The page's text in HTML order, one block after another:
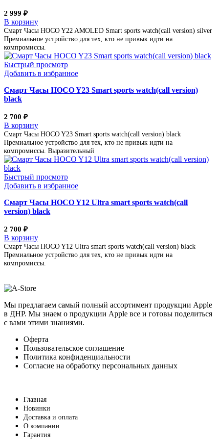
2 999 ₽
В корзину
Смарт Часы HOCO Y22 AMOLED Smart sports watch(call version) silver
Премиальное устройство для тех, кто не привык идти на
компромиссы.
Быстрый просмотр
Добавить в избранное
Смарт Часы HOCO Y23 Smart sports watch(call version)
black
2 700 ₽
В корзину
Смарт Часы HOCO Y23 Smart sports watch(call version) black
Премиальное устройство для тех, кто не привык идти на
компромиссы. Выразительный
Быстрый просмотр
Добавить в избранное
Смарт Часы HOCO Y12 Ultra smart sports watch(call
version) black
2 700 ₽
В корзину
Смарт Часы HOCO Y12 Ultra smart sports watch(call version) black
Премиальное устройство для тех, кто не привык идти на
компромиссы.
Мы предлагаем самый полный ассортимент продукции Apple
в ДНР. Мы знаем о продукции Apple все и готовы поделиться
с вами этими знаниями.
Оферта
Пользовательское соглашение
Политика конфиденциальности
Согласие на обработку персональных данных
Главная
Новинки
Доставка и оплата
О компании
Гарантия